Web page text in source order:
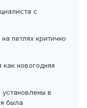
с
петлях критично
новогодняя
в
была